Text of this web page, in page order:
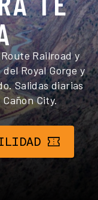
Railroad y
Royal Gorge y
Salidas diarias
City.